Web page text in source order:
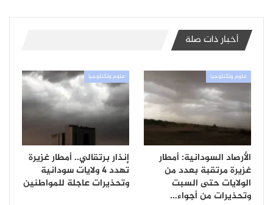
أخبار ذات صلة
علوم وتكنلوجيا
الأرصاد السودانية: أمطار
غزيرة مرتقبة بعدد من
الولايات حتى السبت
وتحذيرات من أجواء…
علوم وتكنلوجيا
إنذار برتقالي.. أمطار غزيرة
تهدد 4 ولايات سودانية
وتحذيرات عاجلة للمواطنين